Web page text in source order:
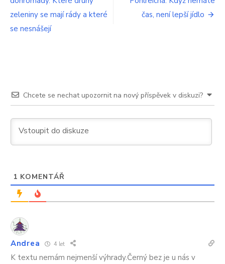
a
pro
příspěvek
zeleniny se mají rády a které
se nesnášejí
čas, není lepší jídlo
Chcete se nechat upozornit na nový příspěvek v diskuzi?
1 KOMENTÁŘ
Andrea 4 let
K textu nemám nejmenší výhrady.Černý bez je u nás v